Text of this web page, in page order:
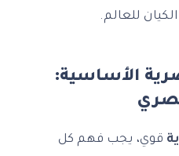
للعالم.
الأساسية:
قوي، يجب فهم كل